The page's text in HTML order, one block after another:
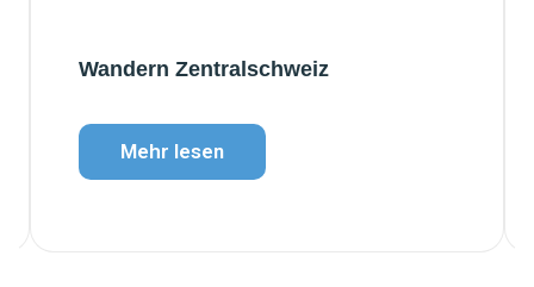
Wandern Zentralschweiz
Mehr lesen